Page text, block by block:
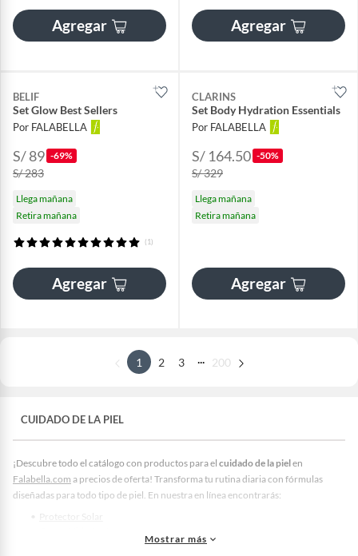
Agregar Agregar
BELIF
Set Glow Best Sellers
Por FALABELLA
S/ 89 -69%
S/ 283
Llega mañana
Retira mañana
(1)
Agregar
CLARINS
Set Body Hydration Essentials
Por FALABELLA
S/ 164.50 -50%
S/ 329
Llega mañana
Retira mañana
Agregar
1 2 3 ... 200
CUIDADO DE LA PIEL
¡Descubre todo el catálogo con productos para el cuidado de la pielen
Falabella.com a precios de oferta! Transforma tu rutina diaria con fórmulas
diseñadas para todo tipo de piel. En nuestra en línea encontrarás:
Protector Solar
Mostrar más